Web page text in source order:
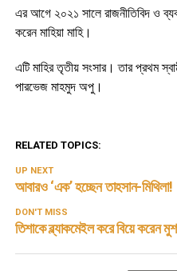
এর আগে ২০২১ সালে রাজনীতিবিদ ও
করেন মাহিয়া মাহি।
এটি মাহির তৃতীয় সংসার। তার প্রথম
পারভেজ মাহমুদ অপু।
RELATED TOPICS:
UP NEXT
আবারও ‘এক’ হচ্ছেন তাহসান-মিথিলা!
DON'T MISS
তিশাকে ব্ল্যাকমেইল করে বিয়ে করেন